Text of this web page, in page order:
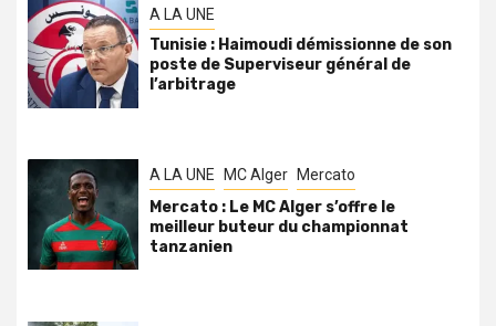
A LA UNE
Tunisie : Haimoudi démissionne de son
poste de Superviseur général de
l’arbitrage
A LA UNE MC Alger Mercato
Mercato : Le MC Alger s’offre le
meilleur buteur du championnat
tanzanien